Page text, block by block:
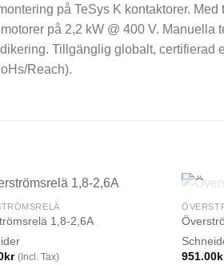
på TeSys K kontaktorer.
på 2,2 kW @ 400 V.
Tillgänglig globalt, certifierad
Reach).
1,8-2,6A
kr (Incl. Tax)
951.00